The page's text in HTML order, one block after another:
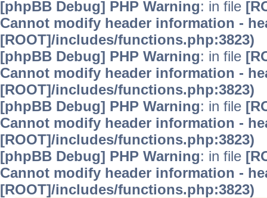
[phpBB Debug] PHP Warning: in file
Cannot modify header information -
[ROOT]/includes/functions.php:3823)
[phpBB Debug] PHP Warning: in file
Cannot modify header information -
[ROOT]/includes/functions.php:3823)
[phpBB Debug] PHP Warning: in file
Cannot modify header information -
[ROOT]/includes/functions.php:3823)
[phpBB Debug] PHP Warning: in file
Cannot modify header information -
[ROOT]/includes/functions.php:3823)